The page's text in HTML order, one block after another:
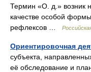
Термин «О. д.» возник
качестве особой
рефлексов …
Ориентировочная
субъекта,
её обследование и